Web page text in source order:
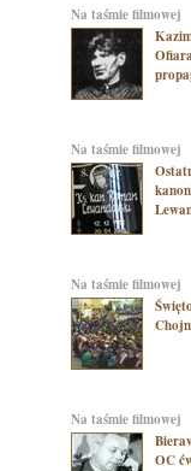
na taśmie filmowej
Kazimierz Zabłocki -
na taśmie filmowej
Ostatnia droga ks.
na taśmie filmowej
Święto Bazyliki w
na taśmie filmowej
Bierawa to ... Chojnice.
OC